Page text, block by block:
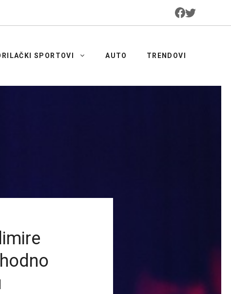
SPORTOVI AUTO TRENDOVI